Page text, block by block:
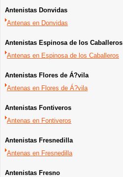
Antenistas Donvidas
Antenas en Donvidas
Antenistas Espinosa de los Caballeros
Antenas en Espinosa de los Caballeros
Antenistas Flores de Á?vila
Antenas en Flores de Á?vila
Antenistas Fontiveros
Antenas en Fontiveros
Antenistas Fresnedilla
Antenas en Fresnedilla
Antenistas Fresno